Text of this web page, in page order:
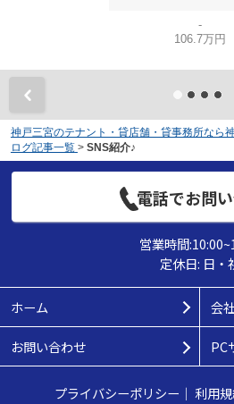
-
106.7万円
神戸三宮のテナント・貸店舗・貸事務所なら
ログ記事一覧 > SNS紹介♪
電話でお問
営業時間
定休日: 日・
ホーム 会
お問い合わせ PC
プライバシーポリシー ｜ 利用